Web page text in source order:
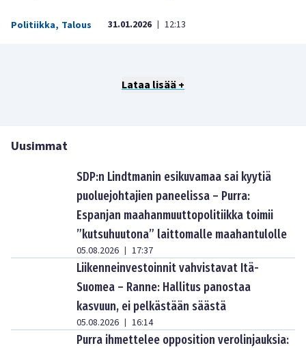
Politiikka, Talous 31.01.2026 | 12:13
Lataa lisää +
Uusimmat
SDP:n Lindtmanin esikuvamaa sai kyytiä
puoluejohtajien paneelissa – Purra:
Espanjan maahanmuuttopolitiikka toimii
”kutsuhuutona” laittomalle maahantulolle
05.08.2026 | 17:37
Liikenneinvestoinnit vahvistavat Itä-
Suomea – Ranne: Hallitus panostaa
kasvuun, ei pelkästään säästä
05.08.2026 | 16:14
Purra ihmettelee opposition verolinjauksia: